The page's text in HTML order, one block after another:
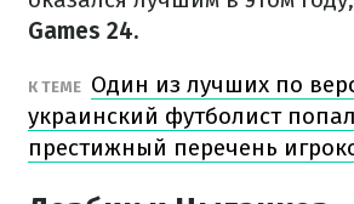
Games 24.
К ТЕМЕ Один из лучших по
украинский футболист
престижный перечень